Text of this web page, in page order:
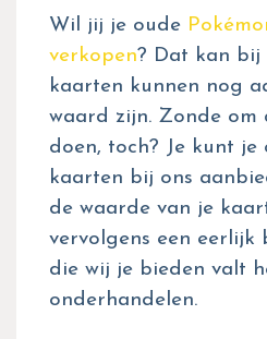
Wil jij je oude
verkopen? Dat kan bij
kaarten kunnen nog
waard zijn. Zonde om
doen, toch? Je kunt je
kaarten bij ons
de waarde van je
vervolgens een eerlijk
die wij je bieden valt
onderhandelen.